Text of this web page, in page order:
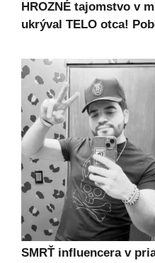
HROZNÉ tajomstvo v
ukrýval TELO otca!
SMRŤ influencera v